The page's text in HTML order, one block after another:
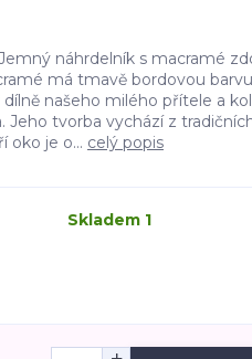
náhrdelník s macramé
má tmavě bordovou
našeho milého přítele a
Jeho tvorba vychází z
oko je o... celý popis
Skladem 1